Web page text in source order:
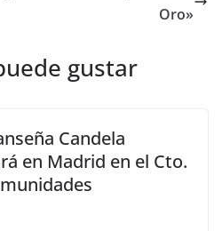
Oro»
gustar
Candela
en Madrid en el Cto.